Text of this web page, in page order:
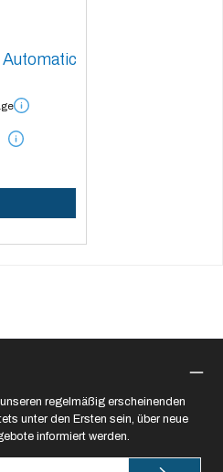
regelmäßig erscheinenden
unter den Ersten sein, über neue
informiert werden.